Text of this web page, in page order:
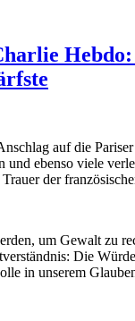
auf die
ebenso viele
der
um Gewalt zu
Die
in unserem